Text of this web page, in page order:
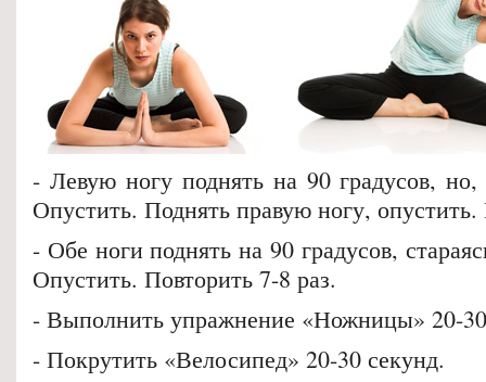
- Левую ногу поднять на 90 градусов, но,
Опустить. Поднять правую ногу, опустить.
- Обе ноги поднять на 90 градусов,
Опустить. Повторить 7-8 раз.
- Выполнить упражнение «Ножницы» 20-
- Покрутить «Велосипед» 20-30 секунд.